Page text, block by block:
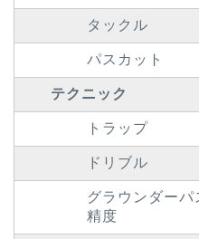
タックル
パスカット
テクニック
トラップ
ドリブル
グラウンダーパ
精度